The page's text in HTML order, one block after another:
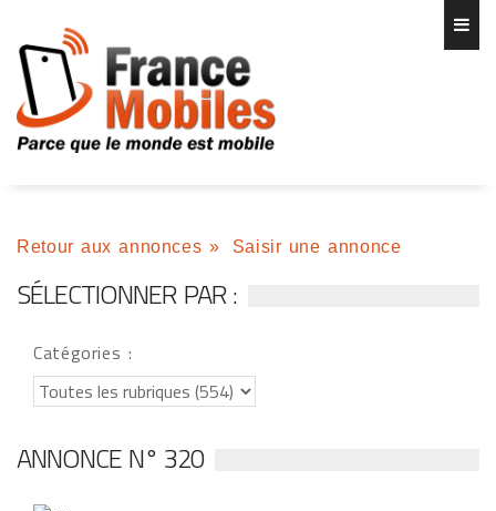
Retour aux annonces » Saisir une annonce
SÉLECTIONNER PAR :
Catégories :
ANNONCE N° 320